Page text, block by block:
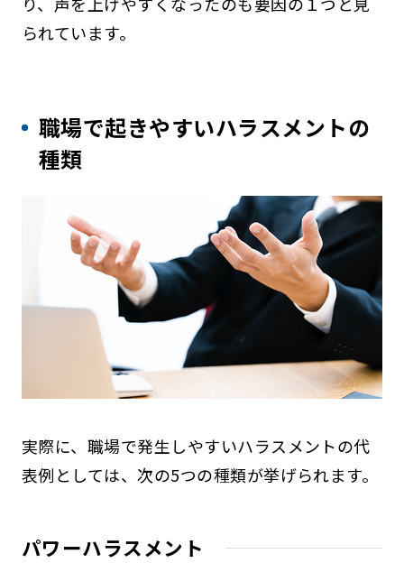
られています。
職場で起きやすいハラスメントの
種類
実際に、職場で発生しやすいハラスメントの代
表例としては、次の5つの種類が挙げられます。
パワーハラスメント